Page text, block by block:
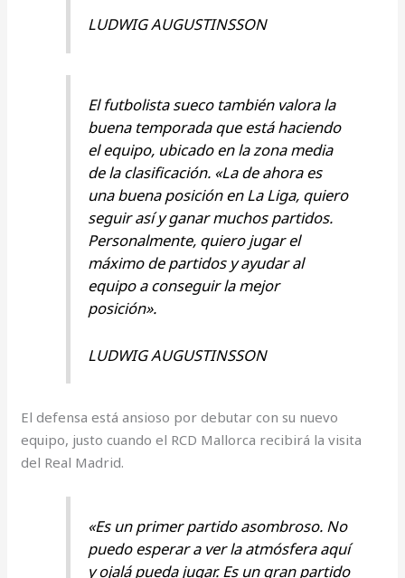
LUDWIG AUGUSTINSSON
El futbolista sueco también valora la
buena temporada que está haciendo
el equipo, ubicado en la zona media
de la clasificación. «La de ahora es
una buena posición en La Liga, quiero
seguir así y ganar muchos partidos.
Personalmente, quiero jugar el
máximo de partidos y ayudar al
equipo a conseguir la mejor
posición».
LUDWIG AUGUSTINSSON
El defensa está ansioso por debutar con su nuevo
equipo, justo cuando el RCD Mallorca recibirá la visita
del Real Madrid.
«Es un primer partido asombroso. No
puedo esperar a ver la atmósfera aquí
y ojalá pueda jugar. Es un gran partido